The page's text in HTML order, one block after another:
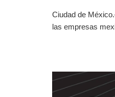
Ciudad de
las empresas